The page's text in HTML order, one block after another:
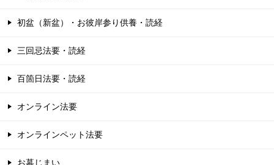
初盆（新盆）・お彼岸参り供養・読経
三回忌法要・読経
百箇日法要・読経
オンライン法要
オンラインペット法要
お墓じまい